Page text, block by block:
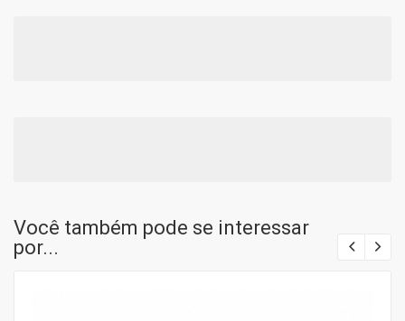
Você também pode se interessar
por...